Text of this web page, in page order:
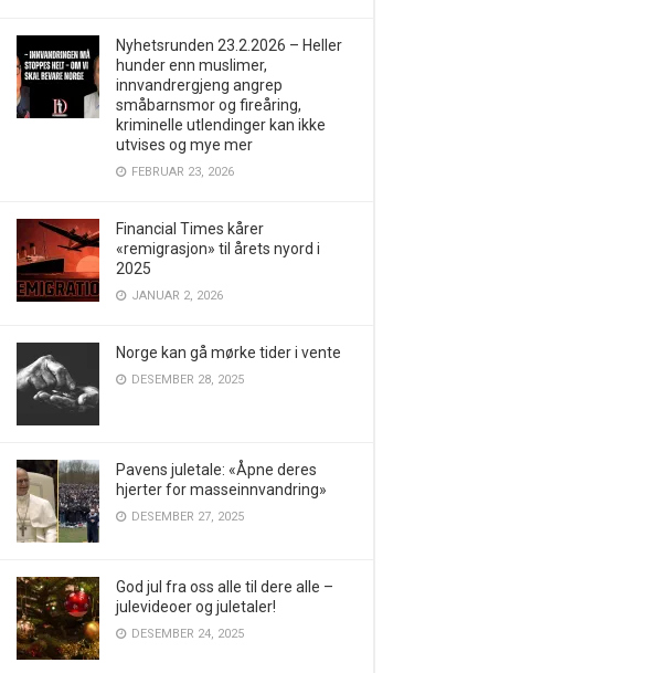
Nyhetsrunden 23.2.2026 – Heller
hunder enn muslimer,
innvandrergjeng angrep
småbarnsmor og fireåring,
kriminelle utlendinger kan ikke
utvises og mye mer
FEBRUAR 23, 2026
Financial Times kårer
«remigrasjon» til årets nyord i
2025
JANUAR 2, 2026
Norge kan gå mørke tider i vente
DESEMBER 28, 2025
Pavens juletale: «Åpne deres
hjerter for masseinnvandring»
DESEMBER 27, 2025
God jul fra oss alle til dere alle –
julevideoer og juletaler!
DESEMBER 24, 2025